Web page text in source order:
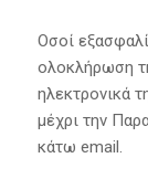
Οσοί
ολοκλήρωση
ηλεκτρονικά
μέχρι την
κάτω email.